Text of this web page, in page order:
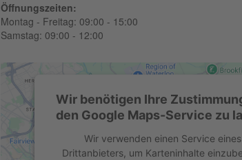
Öffnungszeiten:
Montag - Freitag: 09:00 - 15:00
Samstag: 09:00 - 12:00
Wir benötigen Ihre
den Google Maps-Service zu
Wir verwenden einen Service eines
Drittanbieters, um Karteninhalte